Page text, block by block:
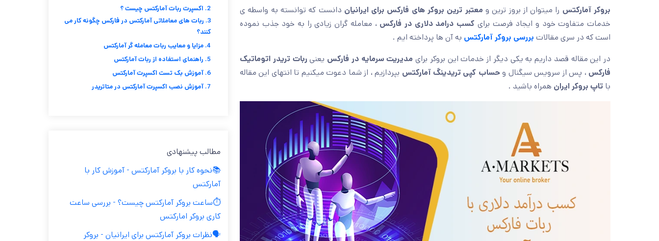
بروکر آمارکتس را میتوان از بروز ترین و معتبر ترین بروکر های فارکس برای ایرانیان دانست که توانسته به واسطه ی
خدمات متفاوت خود و ایجاد فرصت برای کسب درامد دلاری در فارکس ، معامله گران زیادی را به خود جذب نموده
است که در سری مقالات بررسی بروکر آمارکتس به آن ها پرداخته ایم .
در این مقاله قصد داریم به یکی دیگر از خدمات این بروکر برای مدیریت سرمایه در فارکس یعنی ربات تریدر اتوماتیک
فارکس ، پس از سرویس سیگنال وحساب کپی تریدینگ آمارکتس بپردازیم ، از شما دعوت میکنیم تا انتهای این مقاله
با تاپ بروکر ایران همراه باشید .
2. اکسپرت ربات آمارکتس چیست ؟
3. ربات های معاملاتی آمارکتس در فارکس چگونه کار می
کنند؟
4. مزایا و معایب ربات معامله گر آمارکتس
5. راهنمای استفاده از ربات آمارکتس
6. آموزش بک تست اکسپرت آمارکتس
7. آموزش نصب اکسپرت آمارکتس در متاتریدر
مطالب پیشنهادی
📚نحوه کار با بروکر آمارکتس - آموزش کار با
آمارکتس
⏱️ساعت بروکر آمارکتس چیست؟ - بررسی ساعت
کاری بروکر امارکتس
🗣️نظرات بروکر آمارکتس برای ایرانیان - بروکر